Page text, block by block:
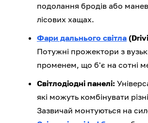
подолання бродів або
лісових хащах.
Фари дальнього світла
Потужні прожектори з
променем, що б'є на сотні
Світлодіодні панелі:
які можуть комбінувати
Зазвичай монтуються на